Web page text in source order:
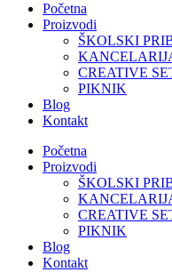
Početna
Proizvodi
ŠKOLSKI
CREATIVE
PIKNIK
Blog
Kontakt
Početna
Proizvodi
ŠKOLSKI
CREATIVE
PIKNIK
Blog
Kontakt